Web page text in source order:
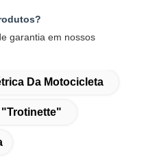
garantia em nossos
Da Motocicleta
"trotinette"